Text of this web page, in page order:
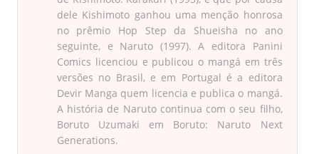
dele Kishimoto ganhou uma menção honrosa
no prêmio Hop Step da Shueisha no ano
seguinte, e Naruto (1997). A editora Panini
Comics licenciou e publicou o mangá em três
versões no Brasil, e em Portugal é a editora
Devir Manga quem licencia e publica o mangá.
A história de Naruto continua com o seu filho,
Boruto Uzumaki em Boruto: Naruto Next
Generations.